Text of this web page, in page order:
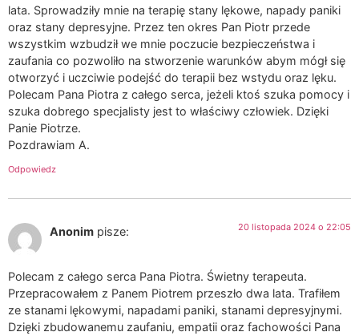
lata. Sprowadziły mnie na terapię stany lękowe, napady paniki
oraz stany depresyjne. Przez ten okres Pan Piotr przede
wszystkim wzbudził we mnie poczucie bezpieczeństwa i
zaufania co pozwoliło na stworzenie warunków abym mógł się
otworzyć i uczciwie podejść do terapii bez wstydu oraz lęku.
Polecam Pana Piotra z całego serca, jeżeli ktoś szuka pomocy i
szuka dobrego specjalisty jest to właściwy człowiek. Dzięki
Panie Piotrze.
Pozdrawiam A.
Odpowiedz
Anonim pisze: 20 listopada 2024 o 22:05
Polecam z całego serca Pana Piotra. Świetny terapeuta.
Przepracowałem z Panem Piotrem przeszło dwa lata. Trafiłem
ze stanami lękowymi, napadami paniki, stanami depresyjnymi.
Dzięki zbudowanemu zaufaniu, empatii oraz fachowości Pana